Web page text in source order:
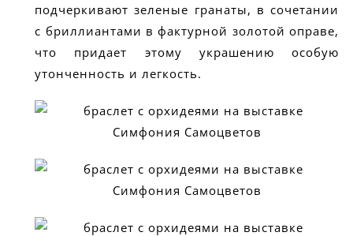
подчеркивают зеленые гранаты, в сочетании
с бриллиантами в фактурной золотой оправе,
что придает этому украшению особую
утонченность и легкость.